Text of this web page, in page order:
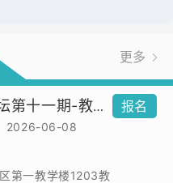
更多
”教与研“论坛第十一期-教学成果奖申报专题
2026-06-08
第一教学楼1203教
报名